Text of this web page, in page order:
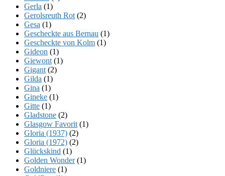
Gerla (1)
Gerolsreuth Rot (2)
Gesa (1)
Gescheckte aus Bernau (1)
Gescheckte von Kolm (1)
Gideon (1)
Giewont (1)
Gigant (2)
Gilda (1)
Gina (1)
Gineke (1)
Gitte (1)
Gladstone (2)
Glasgow Favorit (1)
Gloria (1937) (2)
Gloria (1972) (2)
Glückskind (1)
Golden Wonder(1)
Goldniere (1)